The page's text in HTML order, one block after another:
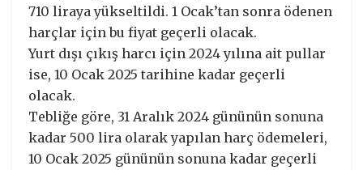
710 liraya yükseltildi. 1 Ocak’tan sonra ödenen
harçlar için bu fiyat geçerli olacak.
Yurt dışı çıkış harcı için 2024 yılına ait pullar
ise, 10 Ocak 2025 tarihine kadar geçerli
olacak.
Tebliğe göre, 31 Aralık 2024 gününün sonuna
kadar 500 lira olarak yapılan harç ödemeleri,
10 Ocak 2025 gününün sonuna kadar geçerli